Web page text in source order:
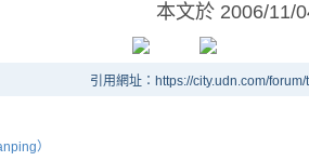
本文於 2006/11/
引用網址：https://city.udn.com/
）